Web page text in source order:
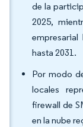
de la
2025,
empresarial
hasta 2031.
Por modo
locales
firewall de
en la nube